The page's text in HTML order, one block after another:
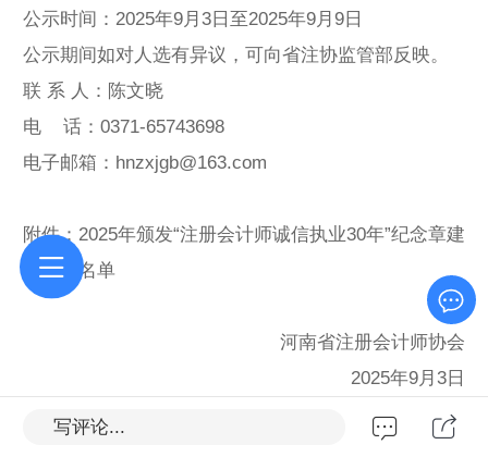
公示时间：2025年9月3日至2025年9月9日
公示期间如对人选有异议，可向省注协监管部反映。
联 系 人：陈文晓
电 话：0371-65743698
电子邮箱： hnzxjgb@163.com
附件： 2025年颁发“注册会计师诚信执业30年”纪念章建
议人员名单
河南省注册会计师协会
2025年9月3日
写评论...